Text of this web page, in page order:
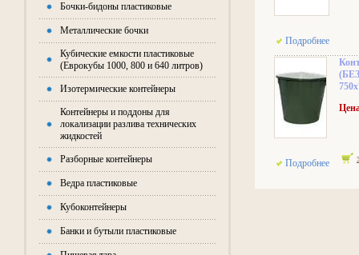
Бочки-бидоны пластиковые
Металлические бочки
Кубические емкости пластиковые
(Еврокубы 1000, 800 и 640 литров)
Изотермические контейнеры
Контейнеры и поддоны для
локализации разлива технических
жидкостей
Разборные контейнеры
Ведра пластиковые
Кубоконтейнеры
Банки и бутыли пластиковые
Подробнее
Подробнее